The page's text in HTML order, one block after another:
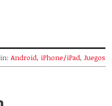
Android, iPhone/iPad, Juegos